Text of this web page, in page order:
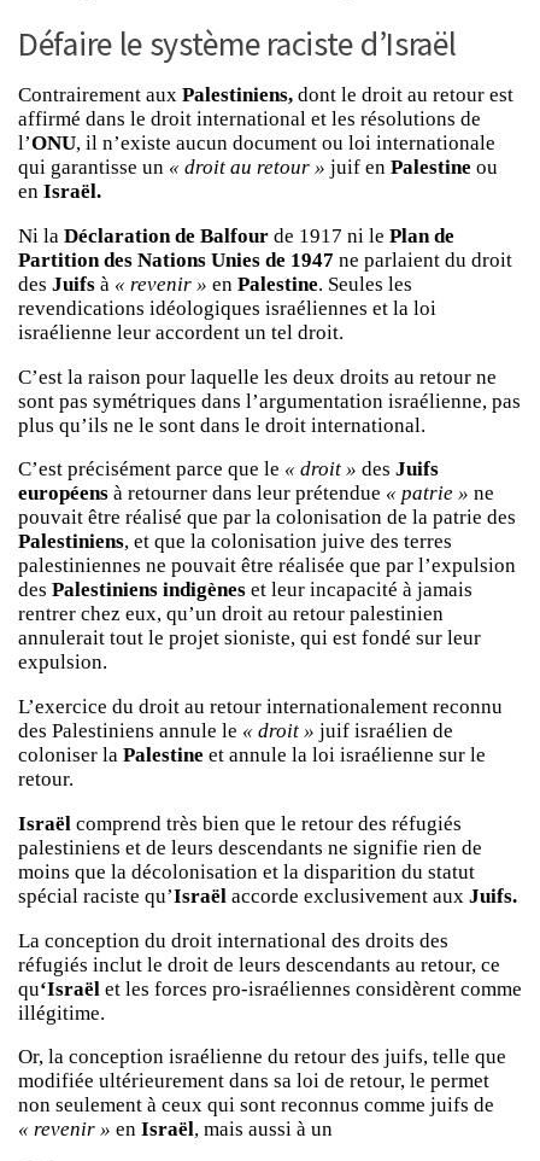
Défaire le système raciste d’Israël
Contrairement aux Palestiniens, dont le droit au retour est
affirmé dans le droit international et les résolutions de
l’ONU, il n’existe aucun document ou loi internationale
qui garantisse un « droit au retour » juif en Palestine ou
en Israël.
Ni la Déclaration de Balfour de 1917 ni le Plan de
Partition des Nations Unies de 1947 ne parlaient du droit
des Juifs à « revenir » en Palestine. Seules les
revendications idéologiques israéliennes et la loi
israélienne leur accordent un tel droit.
C’est la raison pour laquelle les deux droits au retour ne
sont pas symétriques dans l’argumentation israélienne, pas
plus qu’ils ne le sont dans le droit international.
C’est précisément parce que le « droit » des Juifs
européens à retourner dans leur prétendue « patrie » ne
pouvait être réalisé que par la colonisation de la patrie des
Palestiniens, et que la colonisation juive des terres
palestiniennes ne pouvait être réalisée que par l’expulsion
des Palestiniens indigènes et leur incapacité à jamais
rentrer chez eux, qu’un droit au retour palestinien
annulerait tout le projet sioniste, qui est fondé sur leur
expulsion.
L’exercice du droit au retour internationalement reconnu
des Palestiniens annule le « droit » juif israélien de
coloniser la Palestine et annule la loi israélienne sur le
retour.
Israël comprend très bien que le retour des réfugiés
palestiniens et de leurs descendants ne signifie rien de
moins que la décolonisation et la disparition du statut
spécial raciste qu’Israël accorde exclusivement aux Juifs.
La conception du droit international des droits des
réfugiés inclut le droit de leurs descendants au retour, ce
qu‘Israël et les forces pro-israéliennes considèrent comme
illégitime.
Or, la conception israélienne du retour des juifs, telle que
modifiée ultérieurement dans sa loi de retour, le permet
non seulement à ceux qui sont reconnus comme juifs de
« revenir » en Israël, mais aussi à un